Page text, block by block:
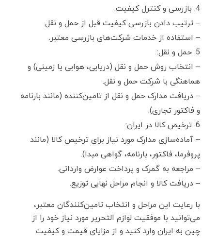
بازرسی و کنترل کیفیت:
– ترتیب دادن بازرسی کیفیت قبل از حمل و نقل.
– استفاده از خدمات شرکت‌های بازرسی معتبر.
حمل و نقل:
– انتخاب روش حمل و نقل (دریایی، هوایی یا زمینی) و
هماهنگی با شرکت حمل و نقل.
– دریافت مدارک حمل و نقل از تامین‌کننده (مانند بارنامه
و فاکتور تجاری).
ترخیص کالا در ایران:
– آماده‌سازی مدارک مورد نیاز برای ترخیص کالا (مانند
پروفرما، فاکتور، بارنامه، گواهی مبدا).
– مراجعه به گمرک و پرداخت عوارض وارداتی.
– دریافت کالا و انجام مراحل نهایی توزیع.
با رعایت این مراحل و انتخاب تامین‌کنندگان معتبر،
می‌توانید با موفقیت لوازم التحریر مورد نیاز خود را از
چین به ایران وارد کنید و از مزایای قیمت و کیفیت